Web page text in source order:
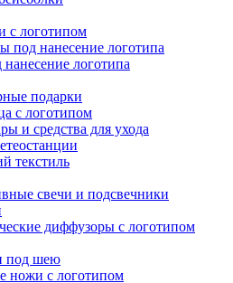
с логотипом
под нанесение логотипа
логотипа
подарки
с логотипом
и средства для ухода
текстиль
свечи и подсвечники
диффузоры с логотипом
под шею
ножи с логотипом